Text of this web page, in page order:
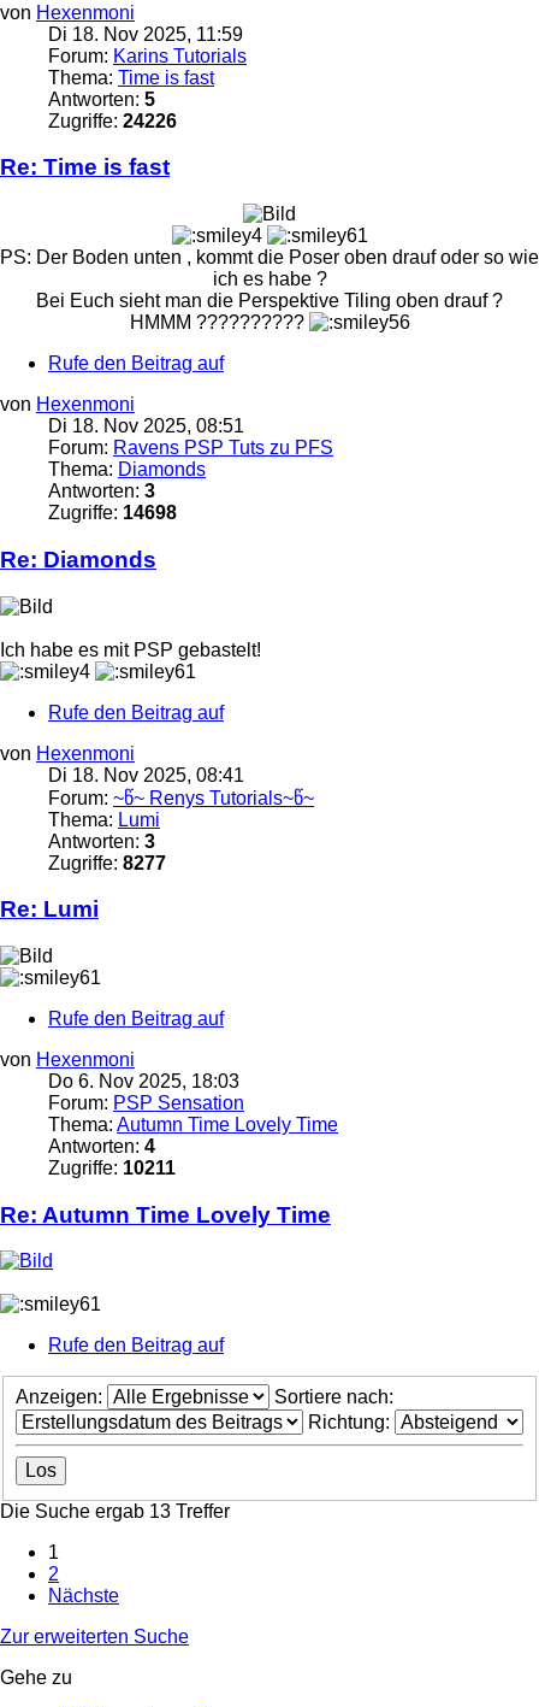
von Hexenmoni
Di 18. Nov 2025, 11:59
Forum: Karins Tutorials
Thema: Time is fast
Antworten: 5
Zugriffe: 24226
Re: Time is fast
PS: Der Boden unten , kommt die Poser oben drauf oder so wie
ich es habe ?
Bei Euch sieht man die Perspektive Tiling oben drauf ?
HMMM ??????????
Rufe den Beitrag auf
von Hexenmoni
Di 18. Nov 2025, 08:51
Forum: Ravens PSP Tuts zu PFS
Thema: Diamonds
Antworten: 3
Zugriffe: 14698
Re: Diamonds
Ich habe es mit PSP gebastelt!
Rufe den Beitrag auf
von Hexenmoni
Di 18. Nov 2025, 08:41
Forum: ~წ~ Renys Tutorials~წ~
Thema: Lumi
Antworten: 3
Zugriffe: 8277
Re: Lumi
Rufe den Beitrag auf
von Hexenmoni
Do 6. Nov 2025, 18:03
Forum: PSP Sensation
Thema: Autumn Time Lovely Time
Antworten: 4
Zugriffe: 10211
Re: Autumn Time Lovely Time
Rufe den Beitrag auf
Anzeigen:
Sortiere nach:
Richtung:
Die Suche ergab 13 Treffer
1
2
Nächste
Zur erweiterten Suche
Gehe zu